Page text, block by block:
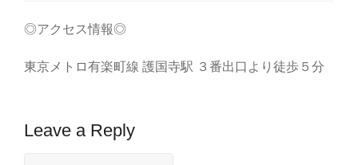
◎アクセス情報◎
東京メトロ有楽町線 護国寺駅 ３番出口より徒歩５分
Leave a Reply